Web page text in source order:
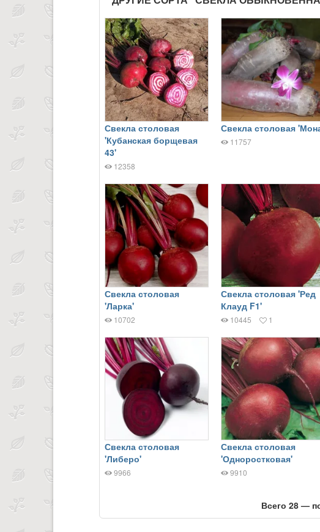
Свекла столовая
'Кубанская борщевая
43'
12358
Свекла столовая
11757
Свекла столовая
'Ларка'
10702
Свекла столовая 'Ред
Клауд F1'
10445 1
Свекла столовая
'Либеро'
9966
Свекла столовая
'Одноростковая'
9910
Всего 28 —